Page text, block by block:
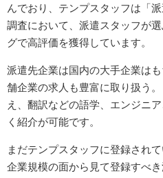
んでおり、テンプスタッフは「
調査において、派遣スタッフが
グで高評価を獲得しています。
派遣先企業は国内の大手企業は
舗企業の求人も豊富に取り扱う
え、翻訳などの語学、エンジニ
く紹介が可能です。
まだテンプスタッフに登録され
企業規模の面から見て登録すべき